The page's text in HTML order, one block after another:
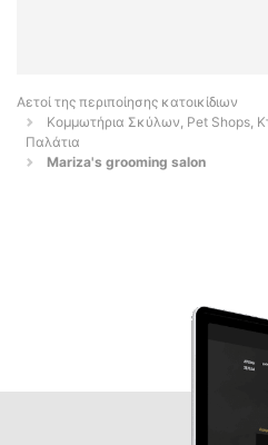
Αετοί της περιποίησης κατοικίδιων
Κομμωτήρια Σκύλων, Pet Shops,
Παλάτια
Mariza's grooming salon